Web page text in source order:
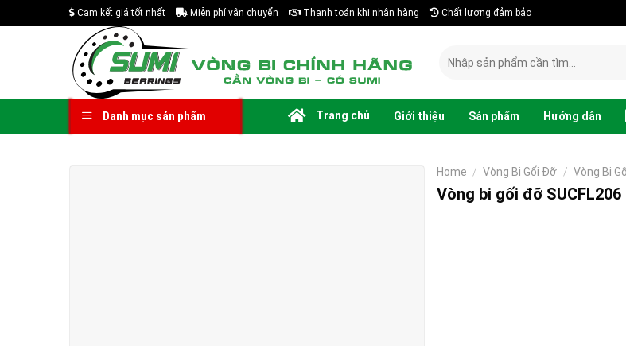
to
Cam kết giá tốt nhất Miễn phí vận chuyển Thanh toán khi nhận hàng Chất lượng đảm bảo
for:
Danh mục sản phẩm Trang chủ Giới thiệu Sản phẩm Hướng dẫn
Home / Vòng Bi Gối Đỡ / Vòng Bi
Vòng bi gối đỡ SUCFL206